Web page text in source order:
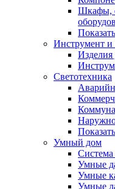
Шкафы,
Инструмент и
Изделия
Светотехника
Умный дом
Умные
Умные
Умные